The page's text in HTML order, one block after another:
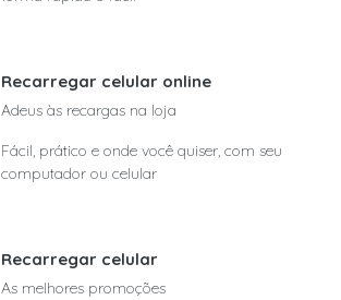
Recarregar celular online
Adeus às recargas na loja
Fácil, prático e onde você quiser, com seu
computador ou celular
Recarregar celular
As melhores promoções